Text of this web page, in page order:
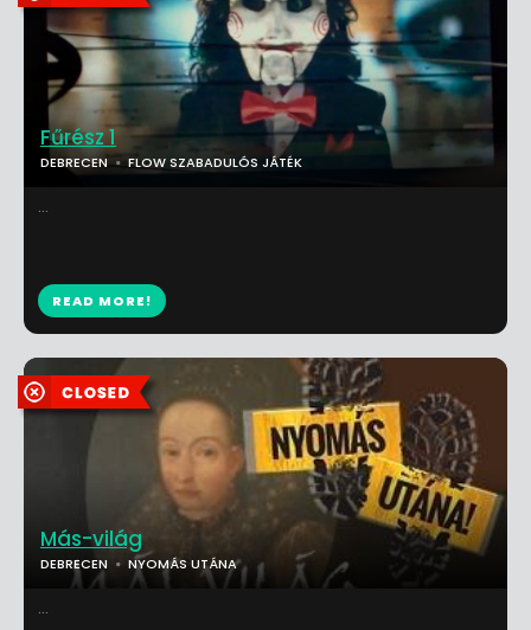
Fűrész 1
DEBRECEN FLOW SZABADULÓS JÁTÉK
...
READ MORE!
Más-világ
DEBRECEN NYOMÁS UTÁNA
...